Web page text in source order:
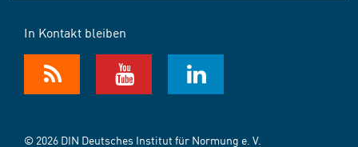
In Kontakt bleiben
© 2026 DIN Deutsches Institut für Normung e. V.